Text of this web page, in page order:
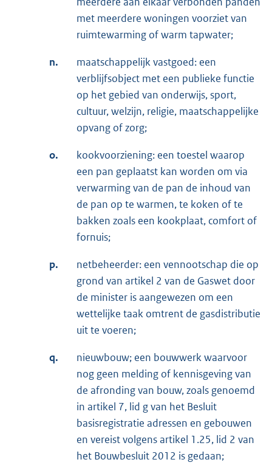
met meerdere woningen voorziet van
ruimtewarming of warm tapwater;
n.
maatschappelijk vastgoed: een
verblijfsobject met een publieke functie
op het gebied van onderwijs, sport,
cultuur, welzijn, religie, maatschappelijke
opvang of zorg;
o.
kookvoorziening: een toestel waarop
een pan geplaatst kan worden om via
verwarming van de pan de inhoud van
de pan op te warmen, te koken of te
bakken zoals een kookplaat, comfort of
fornuis;
p.
netbeheerder: een vennootschap die op
grond van artikel 2 van de Gaswet door
de minister is aangewezen om een
wettelijke taak omtrent de gasdistributie
uit te voeren;
q.
nieuwbouw; een bouwwerk waarvoor
nog geen melding of kennisgeving van
de afronding van bouw, zoals genoemd
in artikel 7, lid g van het Besluit
basisregistratie adressen en gebouwen
en vereist volgens artikel 1.25, lid 2 van
het Bouwbesluit 2012 is gedaan;